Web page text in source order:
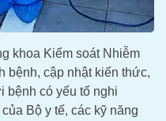
khoa Kiểm soát Nhiễm
bệnh, cập nhật kiến thức,
bệnh có yếu tố nghi
Bộ y tế, các kỹ năng